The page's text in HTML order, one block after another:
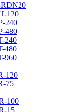
120
240
480
240
480
960
120
75
100
15